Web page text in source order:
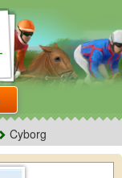
Cyborg